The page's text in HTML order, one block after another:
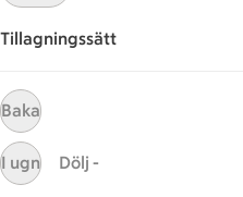
Tillagningssätt
Baka
I ugn Dölj -